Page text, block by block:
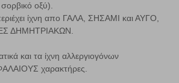
οξύ).
ίχνη απο ΓΑΛΑ, ΣΗΣΑΜΙ και ΑΥΓΟ,
ΔΗΜΗΤΡΙΑΚΩΝ.
και τα ίχνη αλλεργιογόνων
χαρακτήρες.